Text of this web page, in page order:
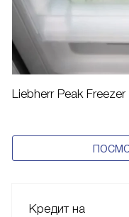
Liebherr Peak Freezer
Кредит на